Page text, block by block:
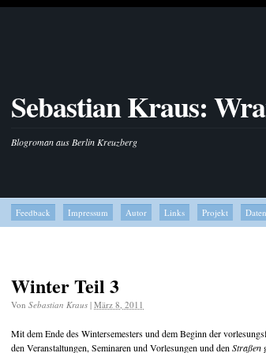
Sebastian Kraus:
Blogroman aus Berlin Kreuzberg
Feedback Impressum Autor Links Projekt
Winter Teil 3
Von Sebastian Kraus | März 8, 2011
Mit dem Ende des Wintersemesters und dem Beginn der
den Veranstaltungen, Seminaren und Vorlesungen und den Straßen